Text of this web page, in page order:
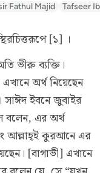
Fathul Majid Tafseer
[১] ।
অর্থ নিয়েছেন
সাঈদ ইবনে জুবাইর
বলেন, এর অর্থ
আল্লাহ্ই কুরআনে এর
[বাগাভী] এখানে